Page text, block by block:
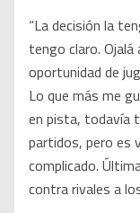
“La decisión la
tengo claro.
oportunidad de
Lo que más me
en pista, todavía
partidos, pero es
complicado.
contra rivales a